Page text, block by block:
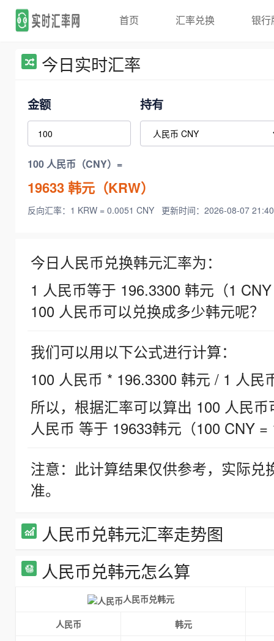
首页 汇率兑换 银行
今日实时汇率
金额 持有
100 人民币（CNY）=
19633韩元（KRW）
反向汇率：1 KRW = 0.0051 CNY 更新时间：2026-08-07
今日人民币兑换韩元汇率为：
1 人民币等于 196.3300 韩元（1
100 人民币可以兑换成多少韩元呢？
我们可以用以下公式进行计算：
100 人民币 * 196.3300 韩元 / 1 人民
所以，根据汇率可以算出 100 人民
人民币 等于 19633韩元（100 CNY =
注意：此计算结果仅供参考，实际
准。
人民币兑韩元汇率走势图
人民币兑韩元怎么算
人民币兑韩元
人民币
韩元